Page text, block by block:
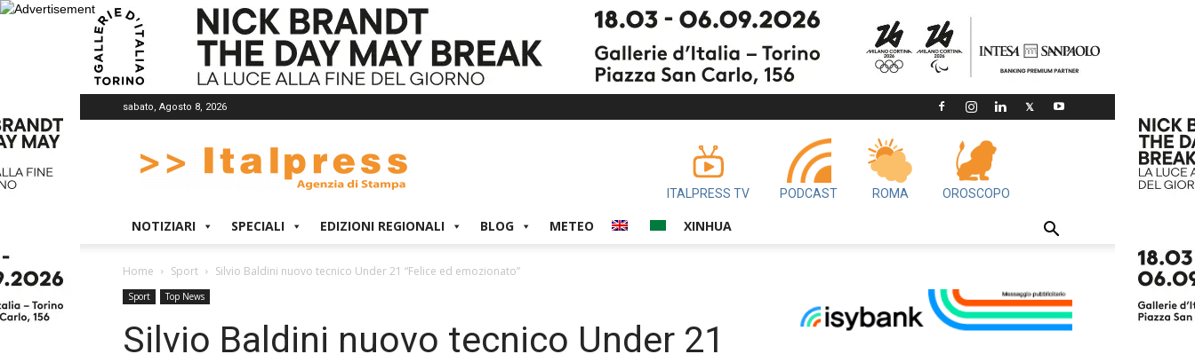
sabato, Agosto 8, 2026
ITALPRESS TV PODCAST ROMA OROSCOPO
NOTIZIARI SPECIALI EDIZIONI REGIONALI BLOG METEO XINHUA
Home Sport Silvio Baldini nuovo tecnico Under 21 “Felice ed emozionato”
Sport Top News
Silvio Baldini nuovo tecnico Under 21